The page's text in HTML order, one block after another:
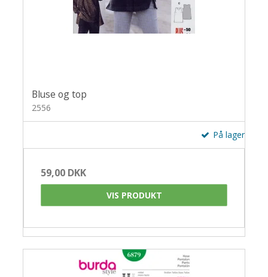
Bluse og top
2556
På lager
59,00 DKK
VIS PRODUKT